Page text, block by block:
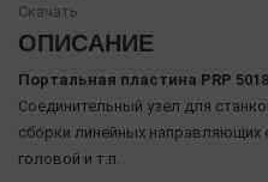
Скачать
ОПИСАНИЕ
Портальная пластина PRP
Соединительный узел для
сборки линейных
головой и т.п.